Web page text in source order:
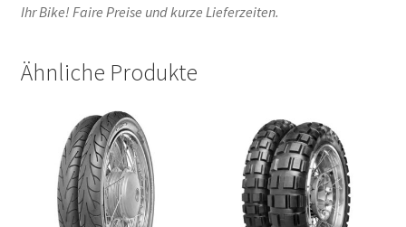
Ihr Bike! Faire Preise und kurze Lieferzeiten.
Ähnliche Produkte